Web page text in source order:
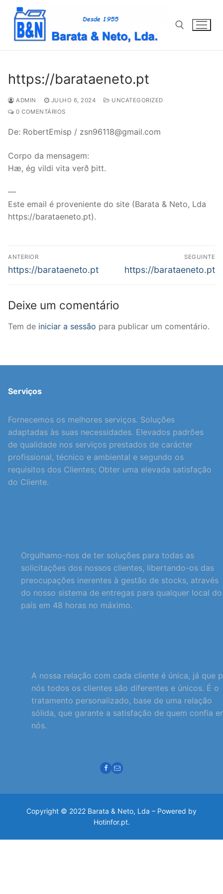
Saltar
para
conteúdo
https://barataeneto.pt
ADMIN JULHO 6, 2024
UNCATEGORIZED
0 COMENTÁRIOS
De: RobertEmisp / zsn96118@gmail.com
Corpo da mensagem:
Hæ, ég vildi vita verð þitt.
—
Este email é proveniente do site (Barata & Neto, Lda
https://barataeneto.pt).
Navegação
de
ANTERIOR
Previous
https://barataeneto.pt
SEGUINTE
Next
https://barataeneto.pt
Deixe um comentário
Tem de iniciar a sessão para publicar um comentário.
Serviços
Fornecemos os melhores serviços. Soluções
adaptadas às suas necessidades. Elevados padrões
de qualidade nos serviços prestados de carácter
profissional, técnico e ambiental e segundo os
requisitos dos Clientes; Obter uma elevada satisfação
do Cliente.
Orgulhamo-nos de ter soluções para todas as
solicitações dos nossos clientes, libertando-os das
preocupações inerentes à gestão de stocks, através
do nosso sistema de entregas para qualquer local do
país em 48 horas no máximo.
A nossa relação com cada cliente é única, já que
nós todos os clientes são diferentes e únicos. É o
tratamento personalizado, base de uma relação
sólida, que garante a satisfação de quem confia
nós.
Copyright © 2022 Barata & Neto, Lda – Powered by
Hotinfor.pt.